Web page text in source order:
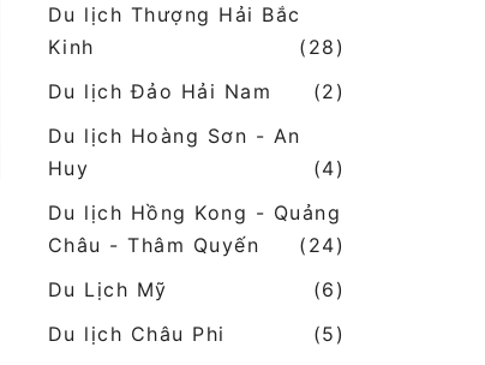
Du lịch Thượng Hải Bắc
Kinh
(28)
Du lịch Đảo Hải Nam
(2)
Du lịch Hoàng Sơn - An
Huy
(4)
Du lịch Hồng Kong - Quảng
Châu - Thâm Quyến
(24)
Du Lịch Mỹ
(6)
Du lịch Châu Phi
(5)